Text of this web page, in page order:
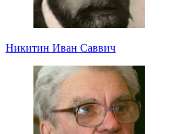
Никитин Иван Саввич